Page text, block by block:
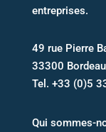
entreprises.
49 rue Pierre
33300
Tel. +33 (0)5
Qui sommes-